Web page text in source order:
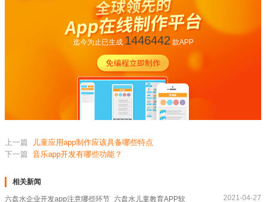
迄今为止已生成 1446442 款APP
上一篇
儿童应用app制作应该具备哪些特点
下一篇 音乐app开发有哪些功能？
相关新闻
六盘水企业开发app注意哪些环节_六盘水儿童教育APP软 2021-04-27